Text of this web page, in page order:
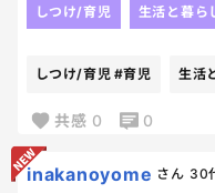
今水泳キャップまでか
たまらん。。。。笑
嫌がってかぶってく
男の子との違いを感じ
それもまた楽しい♪
しつけ/育児 生活と暮ら
しつけ/育児 #育児 生活
共感 0 0
inakanoyome さん 30